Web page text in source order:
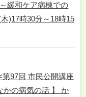
緩和ケア病棟での
)17時30分～18時15
97回 市民公開講座
かの病気の話 】 か